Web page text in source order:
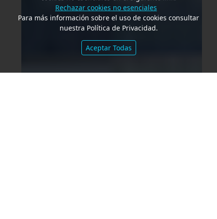
Rechazar cookies no esenciales
Para más información sobre el uso de cookies consultar
nuestra Política de Privacidad.
Aceptar Todas